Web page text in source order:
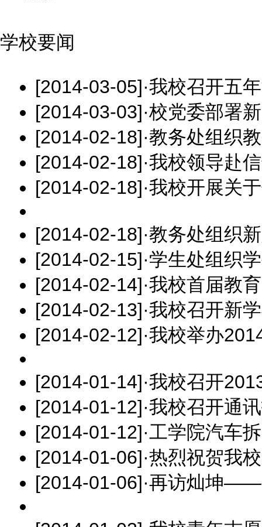
学校要闻
[2014-03-05]·我校召开五
[2014-03-03]·校党委部署
[2014-02-18]·教务处组织
[2014-02-18]·我校领导赴
[2014-02-18]·我校开展关
[2014-02-18]·教务处组织
[2014-02-15]·学生处组织
[2014-02-14]·我校首届教
[2014-02-13]·我校召开新
[2014-02-12]·我校举办
[2014-01-14]·我校召开
[2014-01-12]·我校召开通
[2014-01-12]·工学院汽车
[2014-01-06]·热烈祝贺我
[2014-01-06]·再访灿坤——